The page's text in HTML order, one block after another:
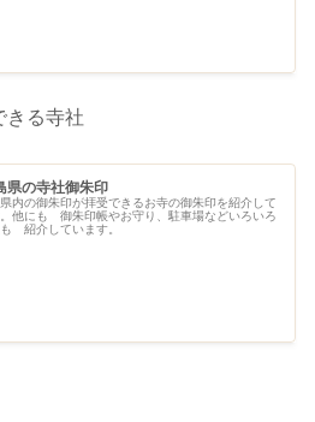
きる寺社
県の寺社御朱印
内の御朱印が拝受できるお寺の御朱印を紹介して
他にも 御朱印帳やお守り、駐車場などいろいろ
紹介しています。